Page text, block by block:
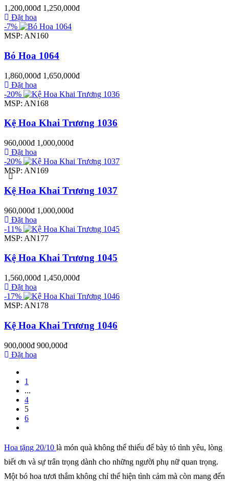
1,200,000đ 1,250,000đ
Đặt hoa
-7%
MSP: AN160
Bó Hoa 1064
1,860,000đ 1,650,000đ
Đặt hoa
-20%
MSP: AN168
Kệ Hoa Khai Trương 1036
960,000đ 1,000,000đ
Đặt hoa
-20%
MSP: AN169
Kệ Hoa Khai Trương 1037
960,000đ 1,000,000đ
Đặt hoa
-11%
MSP: AN177
Kệ Hoa Khai Trương 1045
1,560,000đ 1,450,000đ
Đặt hoa
-17%
MSP: AN178
Kệ Hoa Khai Trương 1046
900,000đ 900,000đ
Đặt hoa
1
...
4
5
6
Hoa tặng 20/10 là món quà không thể thiếu để bày tỏ tình yêu, lòng
biết ơn và sự trân trọng dành cho những người phụ nữ quan trọng.
Một bó hoa tươi thắm không chỉ thể hiện tình cảm mà còn mang đến